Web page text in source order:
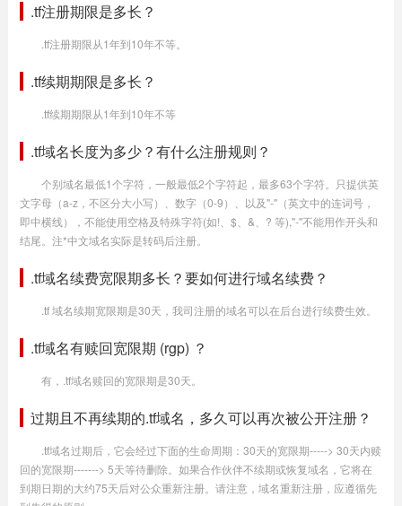
.tf注册期限是多长？
.tf注册期限从1年到10年不等。
.tf续期期限是多长？
.tf续期期限从1年到10年不等
.tf域名长度为多少？有什么注册规则？
个别域名最低1个字符，一般最低2个字符起，最多63个字符。只提供英
文字母（a-z，不区分大小写）、数字（0-9）、以及"-"（英文中的连词号，
即中横线），不能使用空格及特殊字符(如!、$、&、? 等),"-"不能用作开头和
结尾。注*中文域名实际是转码后注册。
.tf域名续费宽限期多长？要如何进行域名续费？
.tf 域名续期宽限期是30天，我司注册的域名可以在后台进行续费生效。
.tf域名有赎回宽限期 (rgp) ？
有，.tf域名赎回的宽限期是30天。
过期且不再续期的.tf域名，多久可以再次被公开注册？
.tf域名过期后，它会经过下面的生命周期：30天的宽限期-----> 30天内赎
回的宽限期-------> 5天等待删除。如果合作伙伴不续期或恢复域名，它将在
到期日期的大约75天后对公众重新注册。请注意，域名重新注册，应遵循先